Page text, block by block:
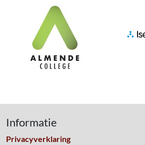
Informatie
Privacyverklaring